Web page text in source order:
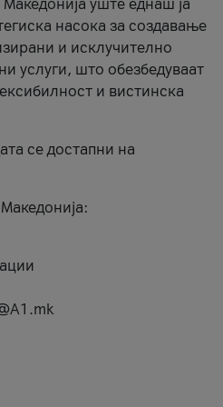
уште еднаш ја
насока за создавање
и исклучително
услуги, што обезбедуваат
и вистинска
се достапни на